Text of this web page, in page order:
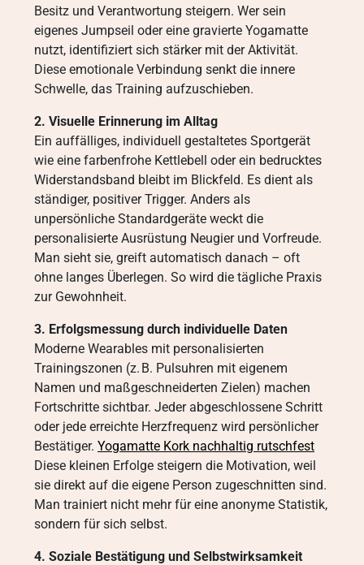
Besitz und Verantwortung steigern. Wer sein
eigenes Jumpseil oder eine gravierte Yogamatte
nutzt, identifiziert sich stärker mit der Aktivität.
Diese emotionale Verbindung senkt die innere
Schwelle, das Training aufzuschieben.
2. Visuelle Erinnerung im Alltag
Ein auffälliges, individuell gestaltetes Sportgerät
wie eine farbenfrohe Kettlebell oder ein bedrucktes
Widerstandsband bleibt im Blickfeld. Es dient als
ständiger, positiver Trigger. Anders als
unpersönliche Standardgeräte weckt die
personalisierte Ausrüstung Neugier und Vorfreude.
Man sieht sie, greift automatisch danach – oft
ohne langes Überlegen. So wird die tägliche Praxis
zur Gewohnheit.
3. Erfolgsmessung durch individuelle Daten
Moderne Wearables mit personalisierten
Trainingszonen (z. B. Pulsuhren mit eigenem
Namen und maßgeschneiderten Zielen) machen
Fortschritte sichtbar. Jeder abgeschlossene Schritt
oder jede erreichte Herzfrequenz wird persönlicher
Bestätiger. Yogamatte Kork nachhaltig rutschfest
Diese kleinen Erfolge steigern die Motivation, weil
sie direkt auf die eigene Person zugeschnitten sind.
Man trainiert nicht mehr für eine anonyme Statistik,
sondern für sich selbst.
4. Soziale Bestätigung und Selbstwirksamkeit